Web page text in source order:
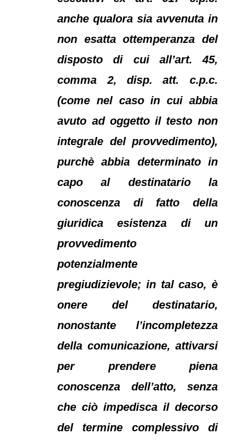
anche qualora sia avvenuta in
non esatta ottemperanza del
disposto di cui all’art. 45,
comma 2, disp. att. c.p.c.
(come nel caso in cui abbia
avuto ad oggetto il testo non
integrale del provvedimento),
purchè abbia determinato in
capo al destinatario la
conoscenza di fatto della
giuridica esistenza di un
provvedimento
potenzialmente
pregiudizievole; in tal caso, è
onere del destinatario,
nonostante l’incompletezza
della comunicazione, attivarsi
per prendere piena
conoscenza dell’atto, senza
che ciò impedisca il decorso
del termine complessivo di